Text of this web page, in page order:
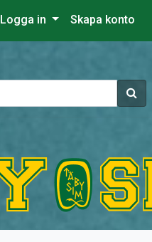
Logga in Skapa konto
Sök